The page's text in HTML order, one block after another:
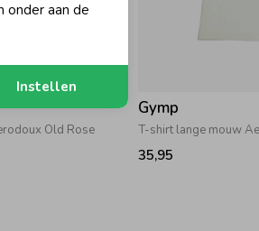
Old Rose
Gymp
T-shirt lange mouw
35,95
onder aan de
Instellen